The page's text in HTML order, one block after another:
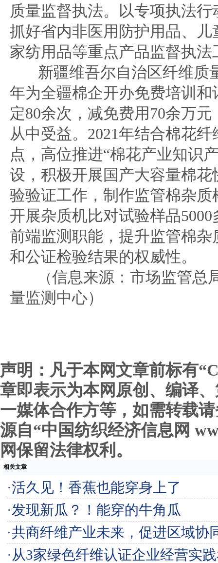
质量监督执法。以专项执法
抓好省内非医用防护用品、儿
家纺用品等重点产品监督执法
新疆维吾尔自治区纤维质
年为全疆棉企开办免费培训和
定80余次，减免费用70余万元
从中受益。2021年结合棉花
点，高位推进“棉花产业知识
设，积极开展国产大容量棉花
验验证工作，制作监管棉杂质
开展杂质机比对试验样品
前端监测职能，提升监管棉杂
和公证检验结果的权威性。
（信息来源：市场监管总
量监测中心）
声明：凡于本网文章前标有
章即表示为本网原创、编译
一媒体合作方等，如需转载
源自“中国纺织经济信息网
网保留法律权利。
相关文章
·活久见！香蕉也能穿身上了
·发现新瓜？！能穿的牛角瓜
·共商纤维产业未来，促进区域协
·从3家绿色纤维认证企业经营实